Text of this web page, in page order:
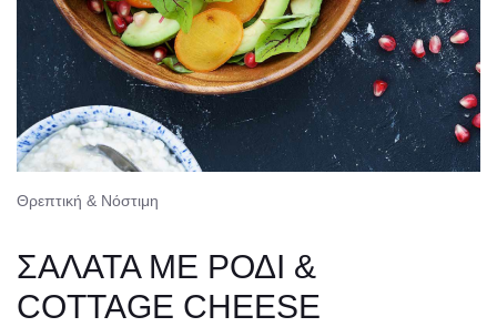
Θρεπτική & Νόστιμη
ΣΑΛΑΤΑ ΜΕ ΡΟΔΙ &
COTTAGE CHEESE